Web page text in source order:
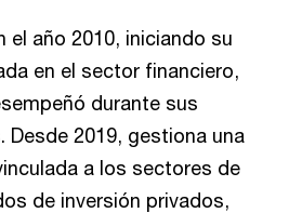
el año 2010, iniciando su
en el sector financiero,
durante sus
Desde 2019, gestiona una
a los sectores de
de inversión privados,